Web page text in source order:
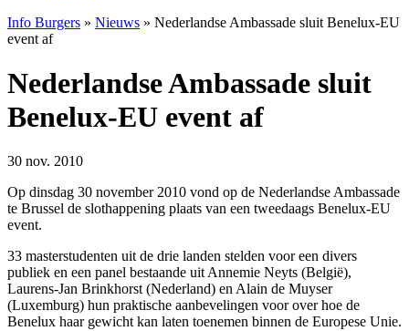
Info Burgers » Nieuws » Nederlandse Ambassade sluit Benelux-EU
event af
Nederlandse Ambassade sluit
Benelux-EU event af
30 nov. 2010
Op dinsdag 30 november 2010 vond op de Nederlandse Ambassade
te Brussel de slothappening plaats van een tweedaags Benelux-EU
event.
33 masterstudenten uit de drie landen stelden voor een divers
publiek en een panel bestaande uit Annemie Neyts (België),
Laurens-Jan Brinkhorst (Nederland) en Alain de Muyser
(Luxemburg) hun praktische aanbevelingen voor over hoe de
Benelux haar gewicht kan laten toenemen binnen de Europese Unie.